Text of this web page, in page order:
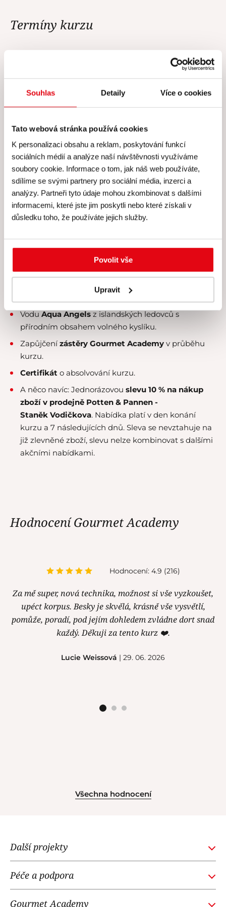
Souhlas Detaily Více o cookies
Tato webová stránka používá cookies
K personalizaci obsahu a reklam, poskytování funkcí
sociálních médií a analýze naší návštěvnosti využíváme
soubory cookie. Informace o tom, jak náš web používáte,
sdílíme se svými partnery pro sociální média, inzerci a
analýzy. Partneři tyto údaje mohou zkombinovat s dalšími
informacemi, které jste jim poskytli nebo které získali v
důsledku toho, že používáte jejich služby.
Povolit vše
Upravit
Termíny kurzu
V tuto chvíli nejsou vypsány žádné
Cena všech kurzů zahrnuje
Cena všech našich kurzů
zahrnuje
kurzy koncipujeme pro maximálně 8 účastníků.
Veškeré suroviny, u nichž klademe velký
Nabídku konzumace exkluzivních
Vodu Aqua Angelsz islandských ledovců s
přírodním obsahem volného kyslíku.
Zapůjčenízástěry Gourmet Academy v průběhu
kurzu.
Certifikát o absolvování kurzu.
A něco navíc: Jednorázovou slevu 10 % na nákup
zboží v prodejně Potten & Pannen -
Staněk Vodičkova. Nabídka platí v den konání
kurzu a 7 následujících dnů. Sleva se nevztahuje na
již zlevněné zboží, slevu nelze kombinovat s dalšími
akčními nabídkami.
Hodnocení Gourmet Academy
Hodnocení: 4.9 (216)
Za mě super, nová technika, možnost si vše vyzkoušet,
upéct korpus. Besky je skvělá, krásně vše vysvětlí,
pomůže, poradí, pod jejím dohledem zvládne dort snad
každý. Děkuji za tento kurz ❤️.
Lucie Weissová | 29. 06. 2026
Všechna hodnocení
Další projekty
NOI RESTAURANT
Péče a podpora
Gourmet Academy